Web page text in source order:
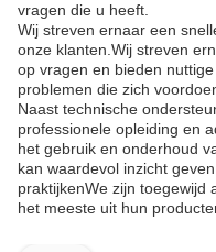
vragen die u heeft.
Wij streven ernaar een
onze klanten.Wij streven
op vragen en bieden
problemen die zich
Naast technische
professionele opleiding en
het gebruik en onderhoud
kan waardevol inzicht
praktijkenWe zijn toegewijd
het meeste uit hun